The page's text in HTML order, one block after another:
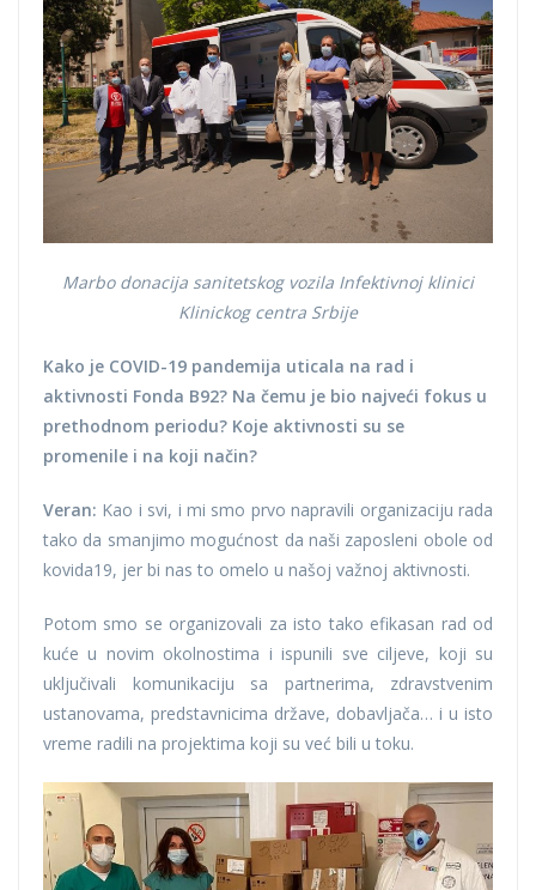
Marbo donacija sanitetskog vozila Infektivnoj klinici
Klinickog centra Srbije
Kako je COVID-19 pandemija uticala na rad i
aktivnosti Fonda B92? Na čemu je bio najveći fokus u
prethodnom periodu? Koje aktivnosti su se
promenile i na koji način?
Veran: Kao i svi, i mi smo prvo napravili organizaciju rada
tako da smanjimo mogućnost da naši zaposleni obole od
kovida19, jer bi nas to omelo u našoj važnoj aktivnosti.
Potom smo se organizovali za isto tako efikasan rad od
kuće u novim okolnostima i ispunili sve ciljeve, koji su
uključivali komunikaciju sa partnerima, zdravstvenim
ustanovama, predstavnicima države, dobavljača… i u isto
vreme radili na projektima koji su već bili u toku.